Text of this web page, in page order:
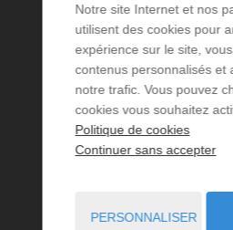
Notre site Internet et nos
utilisent des cookies pour
expérience sur le site,
contenus personnalisés et
notre trafic. Vous pouvez
cookies vous souhaitez
Politique de cookies
Continuer sans accepter
PERSONNALISER